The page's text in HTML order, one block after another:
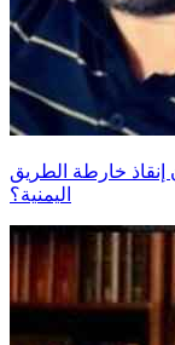
خارطة الطريق
اليمنية؟